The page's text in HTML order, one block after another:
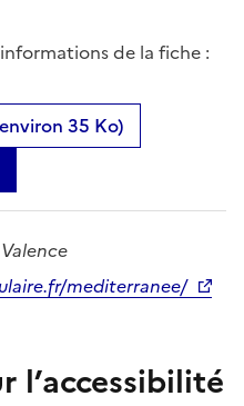
de la fiche :
35 Ko)
mediterranee/
l’accessibilité